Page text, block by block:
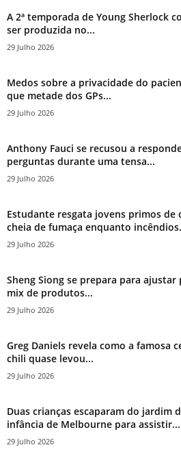
A 2ª temporada de Young Sherlock
ser produzida no...
29 Julho 2026
Medos sobre a privacidade do
que metade dos GPs...
29 Julho 2026
Anthony Fauci se recusou a
perguntas durante uma tensa...
29 Julho 2026
Estudante resgata jovens primos de
cheia de fumaça enquanto
29 Julho 2026
Sheng Siong se prepara para ajustar
mix de produtos...
29 Julho 2026
Greg Daniels revela como a famosa
chili quase levou...
29 Julho 2026
Duas crianças escaparam do jardim
infância de Melbourne para assistir...
29 Julho 2026